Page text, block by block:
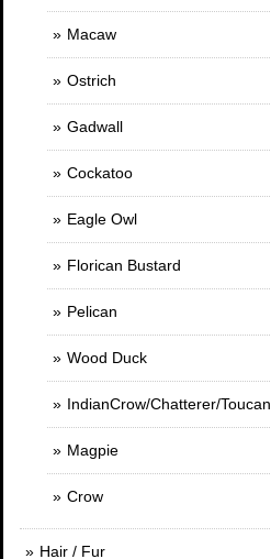
Macaw
Ostrich
Gadwall
Cockatoo
Eagle Owl
Florican Bustard
Pelican
Wood Duck
IndianCrow/Chatterer/Toucan
Magpie
Crow
Hair / Fur